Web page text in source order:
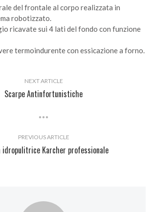
del frontale al corpo realizzata in
robotizzato.
ricavate sui 4 lati del fondo con funzione
termoindurente con essicazione a forno.
NEXT ARTICLE
Scarpe Antinfortunistiche
PREVIOUS ARTICLE
idropulitrice Karcher professionale